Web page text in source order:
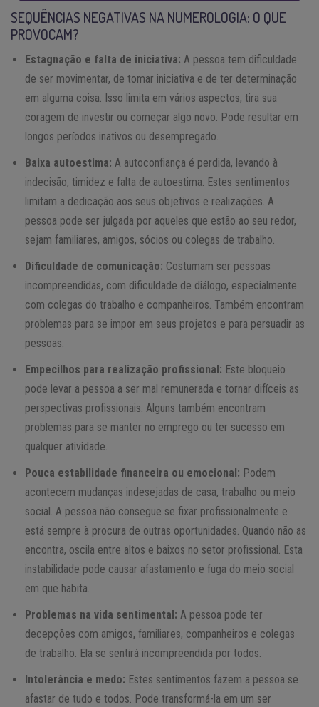
SEQUÊNCIAS NEGATIVAS NA NUMEROLOGIA: O QUE
PROVOCAM?
Estagnação e falta de iniciativa: A pessoa tem dificuldade
de ser movimentar, de tomar iniciativa e de ter determinação
em alguma coisa. Isso limita em vários aspectos, tira sua
coragem de investir ou começar algo novo. Pode resultar em
longos períodos inativos ou desempregado.
Baixa autoestima: A autoconfiança é perdida, levando à
indecisão, timidez e falta de autoestima. Estes sentimentos
limitam a dedicação aos seus objetivos e realizações. A
pessoa pode ser julgada por aqueles que estão ao seu redor,
sejam familiares, amigos, sócios ou colegas de trabalho.
Dificuldade de comunicação: Costumam ser pessoas
incompreendidas, com dificuldade de diálogo, especialmente
com colegas do trabalho e companheiros. Também encontram
problemas para se impor em seus projetos e para persuadir as
pessoas.
Empecilhos para realização profissional: Este bloqueio
pode levar a pessoa a ser mal remunerada e tornar difíceis as
perspectivas profissionais. Alguns também encontram
problemas para se manter no emprego ou ter sucesso em
qualquer atividade.
Pouca estabilidade financeira ou emocional: Podem
acontecem mudanças indesejadas de casa, trabalho ou meio
social. A pessoa não consegue se fixar profissionalmente e
está sempre à procura de outras oportunidades. Quando não as
encontra, oscila entre altos e baixos no setor profissional. Esta
instabilidade pode causar afastamento e fuga do meio social
em que habita.
Problemas na vida sentimental: A pessoa pode ter
decepções com amigos, familiares, companheiros e colegas
de trabalho. Ela se sentirá incompreendida por todos.
Intolerância e medo: Estes sentimentos fazem a pessoa se
afastar de tudo e todos. Pode transformá-la em um ser